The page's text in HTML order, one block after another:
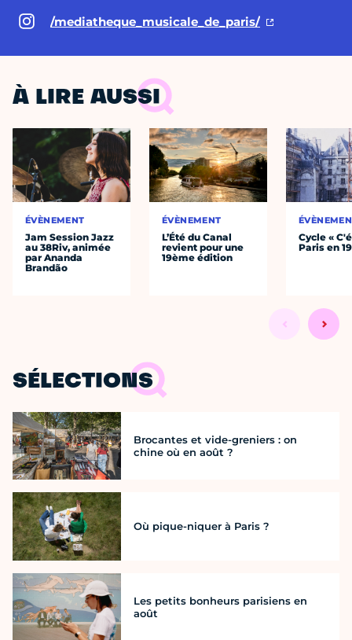
/mediatheque_musicale_de_paris/
À LIRE AUSSI
ÉVÈNEMENT
Jam Session Jazz
au 38Riv, animée
par Ananda
Brandão
ÉVÈNEMENT
L’Été du Canal
revient pour une
19ème édition
Cycle «
Paris en
SÉLECTIONS
Brocantes et vide-greniers : on
chine où en août ?
Où pique-niquer à Paris ?
Les petits bonheurs parisiens en
août